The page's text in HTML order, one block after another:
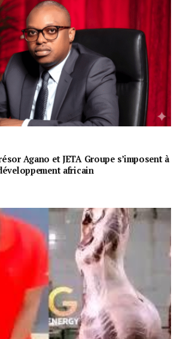
Agano et JETA Groupe s’imposent à
africain